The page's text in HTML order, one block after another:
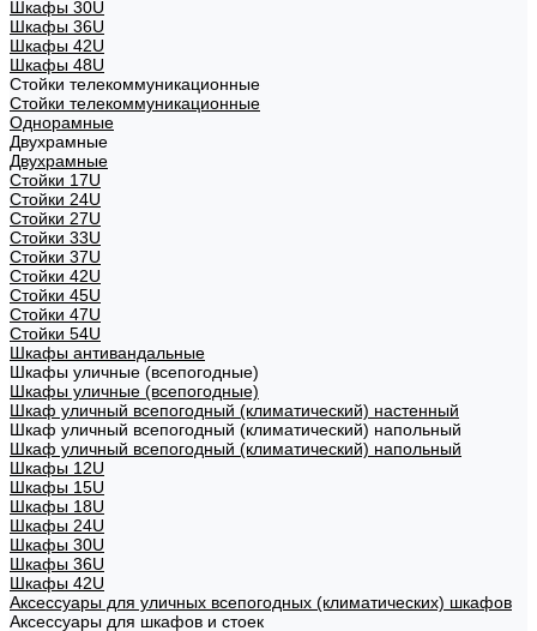
Шкафы 30U
Шкафы 36U
Шкафы 42U
Шкафы 48U
Стойки телекоммуникационные
Стойки телекоммуникационные
Однорамные
Двухрамные
Двухрамные
Стойки 17U
Стойки 24U
Стойки 27U
Стойки 33U
Стойки 37U
Стойки 42U
Стойки 45U
Стойки 47U
Стойки 54U
Шкафы антивандальные
Шкафы уличные (всепогодные)
Шкафы уличные (всепогодные)
Шкаф уличный всепогодный (климатический) настенный
Шкаф уличный всепогодный (климатический) напольный
Шкаф уличный всепогодный (климатический) напольный
Шкафы 12U
Шкафы 15U
Шкафы 18U
Шкафы 24U
Шкафы 30U
Шкафы 36U
Шкафы 42U
Аксессуары для уличных всепогодных (климатических) шкафов
Аксессуары для шкафов и стоек